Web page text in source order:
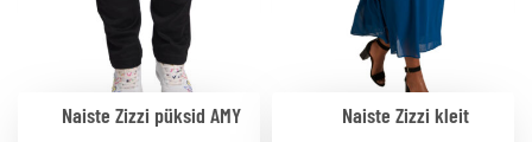
Naiste Zizzi püksid AMY
Naiste Zizzi kleit